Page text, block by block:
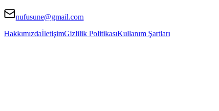
nufusune@gmail.com
HakkımızdaİletişimGizlilik PolitikasıKullanım Şartları